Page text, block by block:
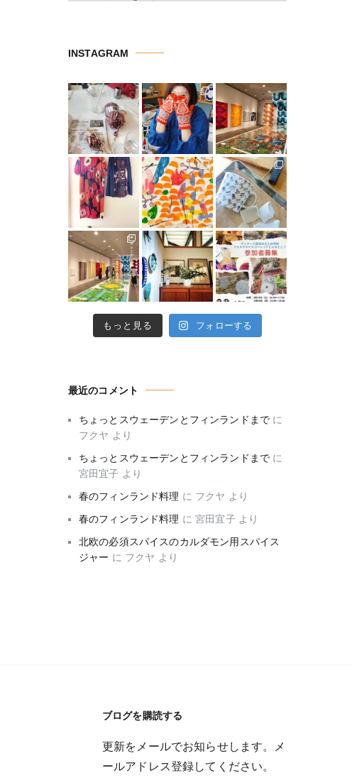
ー
INSTAGRAM
もっと見る フォローする
最近のコメント
ちょっとスウェーデンとフィンランドまで に
フクヤ より
ちょっとスウェーデンとフィンランドまで に
宮田宜子 より
春のフィンランド料理 に フクヤ より
春のフィンランド料理 に宮田宜子 より
北欧の必須スパイスのカルダモン用スパイス
ジャー に フクヤ より
ブログを購読する
更新をメールでお知らせします。メ
ールアドレス登録してください。